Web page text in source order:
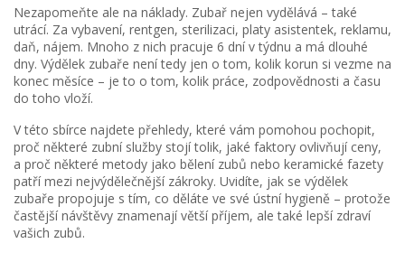
Nezapomeňte ale na náklady. Zubař nejen vydělává – také
utrácí. Za vybavení, rentgen, sterilizaci, platy asistentek, reklamu,
daň, nájem. Mnoho z nich pracuje 6 dní v týdnu a má dlouhé
dny. Výdělek zubaře není tedy jen o tom, kolik korun si vezme na
konec měsíce – je to o tom, kolik práce, zodpovědnosti a času
do toho vloží.
V této sbírce najdete přehledy, které vám pomohou pochopit,
proč některé zubní služby stojí tolik, jaké faktory ovlivňují ceny,
a proč některé metody jako bělení zubů nebo keramické fazety
patří mezi nejvýdělečnější zákroky. Uvidíte, jak se výdělek
zubaře propojuje s tím, co děláte ve své ústní hygieně – protože
častější návštěvy znamenají větší příjem, ale také lepší zdraví
vašich zubů.